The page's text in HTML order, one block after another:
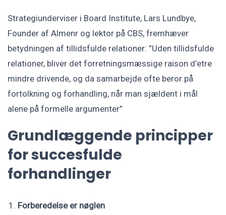
Strategiunderviser i Board Institute, Lars Lundbye,
Founder af Almenr og lektor på CBS, fremhæver
betydningen af tillidsfulde relationer: ”Uden tillidsfulde
relationer, bliver det forretningsmæssige raison d’etre
mindre drivende, og da samarbejde ofte beror på
fortolkning og forhandling, når man sjældent i mål
alene på formelle argumenter”
Grundlæggende principper
for succesfulde
forhandlinger
Forberedelse er nøglen